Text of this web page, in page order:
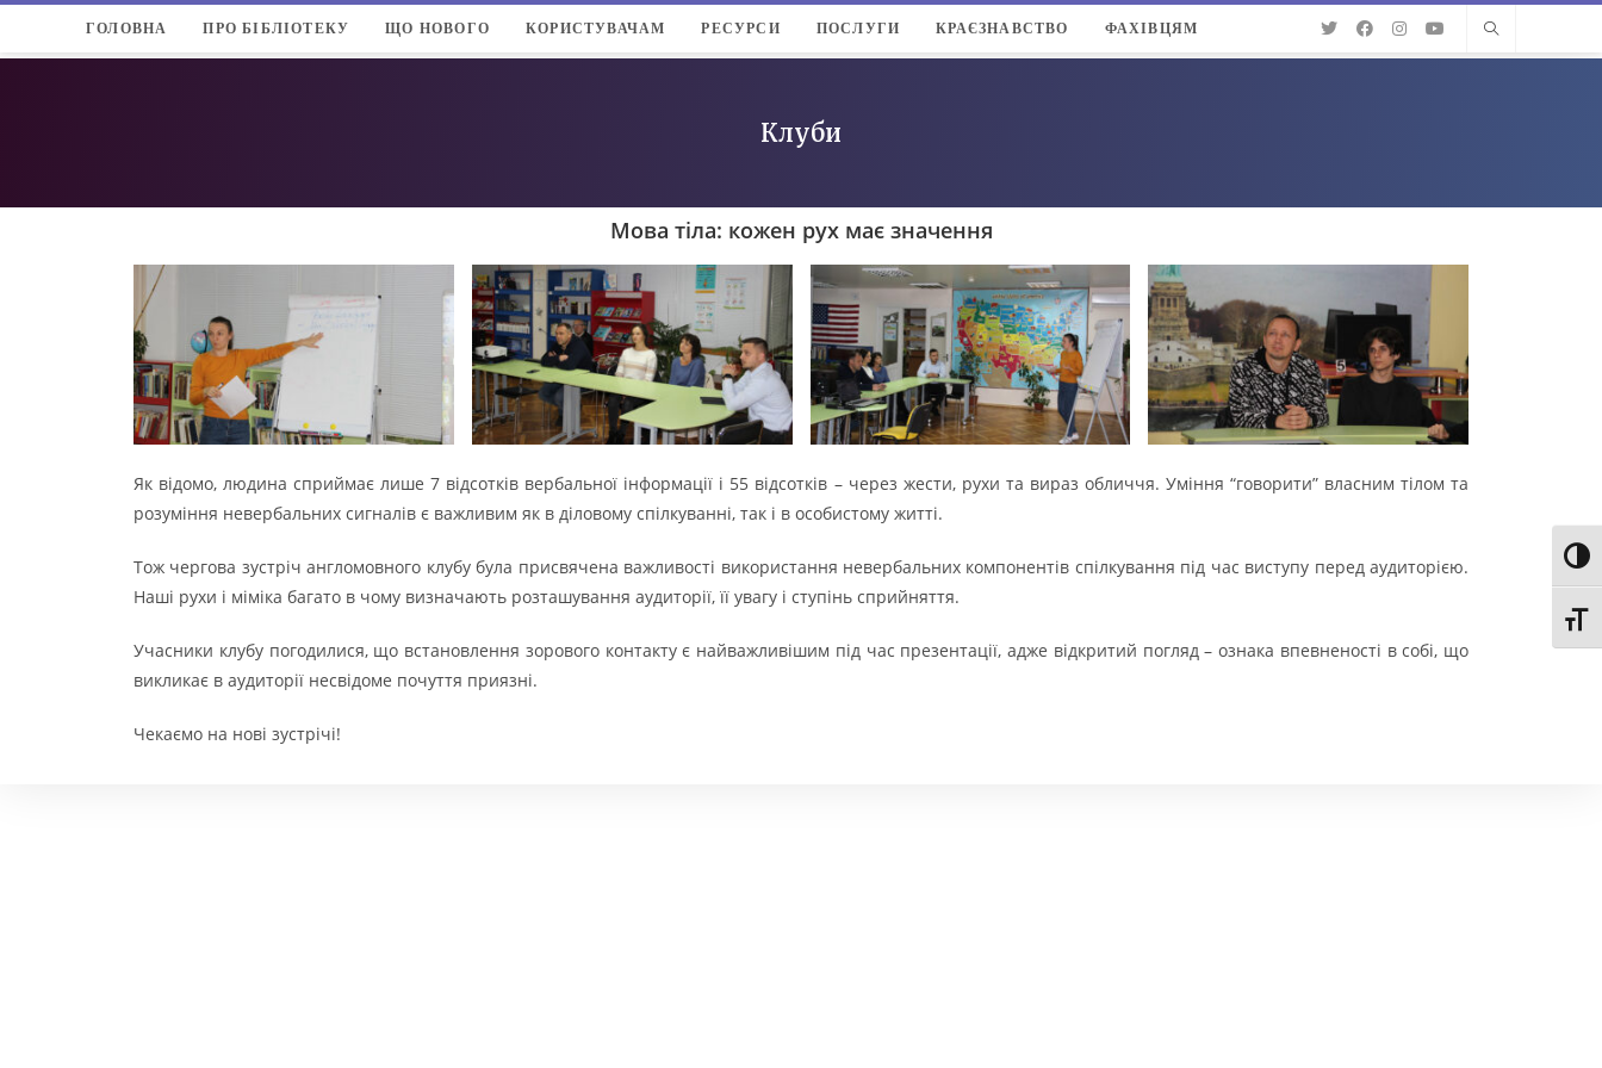
ГОЛОВНА ПРО БІБЛІОТЕКУ ЩО НОВОГО КОРИСТУВАЧАМ РЕСУРСИ ПОСЛУГИ КРАЄЗНАВСТВО ФАХІВЦЯМ
Клуби
Мова тіла: кожен рух має значення
Як відомо, людина сприймає лише 7 відсотків вербальної інформації і 55 відсотків – через жести, рухи та вираз обличчя. Уміння “говорити” власним тілом та
розуміння невербальних сигналів є важливим як в діловому спілкуванні, так і в особистому житті.
Тож чергова зустріч англомовного клубу була присвячена важливості використання невербальних компонентів спілкування під час виступу перед аудиторією.
Наші рухи і міміка багато в чому визначають розташування аудиторії, її увагу і ступінь сприйняття.
Учасники клубу погодилися, що встановлення зорового контакту є найважливішим під час презентації, адже відкритий погляд – ознака впевненості в собі, що
викликає в аудиторії несвідоме почуття приязні.
Чекаємо на нові зустрічі!